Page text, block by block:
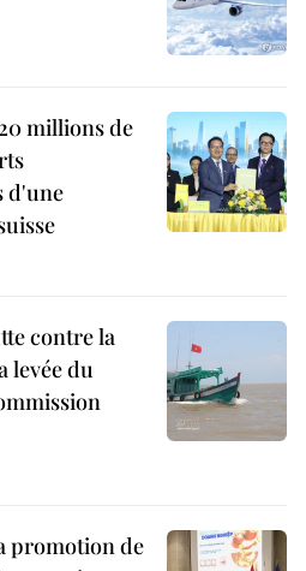
millions de
d'une
contre la
levée du
promotion de